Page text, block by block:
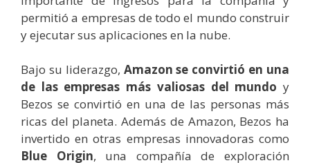
permitió a empresas de todo el mundo construir
y ejecutar sus aplicaciones en la nube.
Bajo su liderazgo, Amazon se convirtió en una
de las empresas más valiosas del mundo y
Bezos se convirtió en una de las personas más
ricas del planeta. Además de Amazon, Bezos ha
invertido en otras empresas innovadoras como
Blue Origin, una compañía de exploración